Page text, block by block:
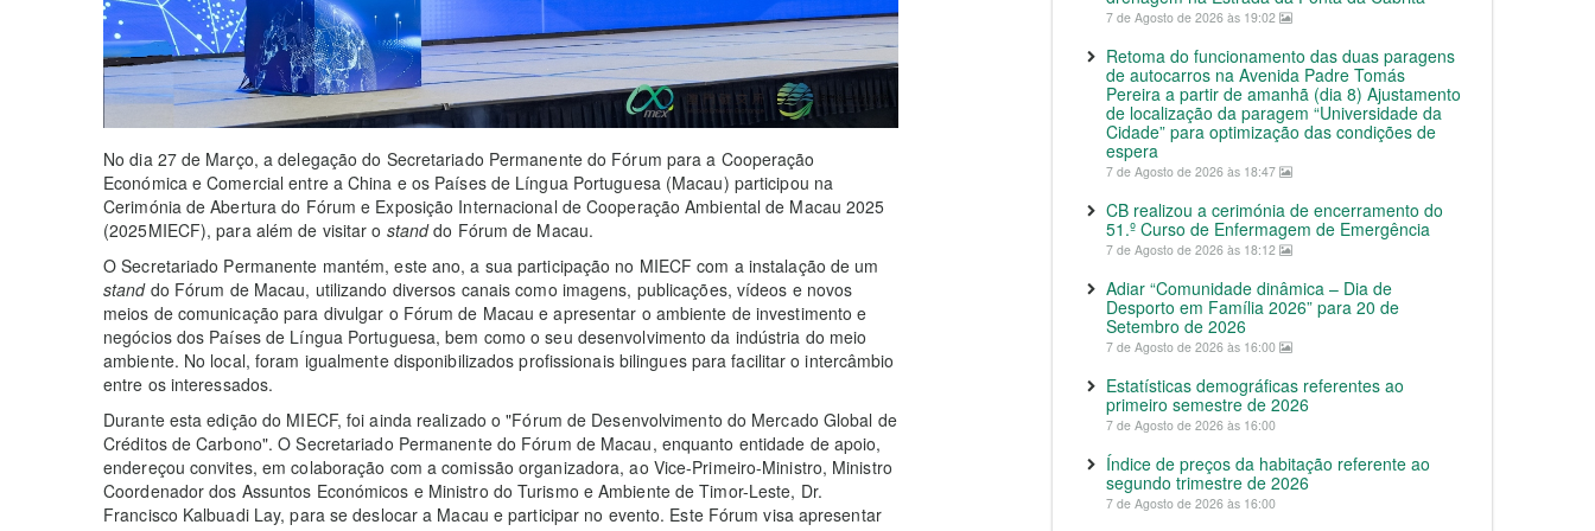
No dia 27 de Março, a delegação do Secretariado Permanente do Fórum para a Cooperação
Económica e Comercial entre a China e os Países de Língua Portuguesa (Macau) participou na
Cerimónia de Abertura do Fórum e Exposição Internacional de Cooperação Ambiental de Macau 2025
(2025MIECF), para além de visitar o standdo Fórum de Macau.
O Secretariado Permanente mantém, este ano, a sua participação no MIECF com a instalação de um
standdo Fórum de Macau, utilizando diversos canais como imagens, publicações, vídeos e novos
meios de comunicação para divulgar o Fórum de Macau e apresentar o ambiente de investimento e
negócios dos Países de Língua Portuguesa, bem como o seu desenvolvimento da indústria do meio
ambiente. No local, foram igualmente disponibilizados profissionais bilingues para facilitar o intercâmbio
entre os interessados.
Durante esta edição do MIECF, foi ainda realizado o "Fórum de Desenvolvimento do Mercado Global de
Créditos de Carbono". O Secretariado Permanente do Fórum de Macau, enquanto entidade de apoio,
endereçou convites, em colaboração com a comissão organizadora, ao Vice-Primeiro-Ministro, Ministro
Coordenador dos Assuntos Económicos e Ministro do Turismo e Ambiente de Timor-Leste, Dr.
Francisco Kalbuadi Lay, para se deslocar a Macau e participar no evento. Este Fórum visa apresentar
7 de Agosto de 2026 às 19:02
Retoma do funcionamento das duas paragens
de autocarros na Avenida Padre Tomás
Pereira a partir de amanhã (dia 8) Ajustamento
de localização da paragem “Universidade da
Cidade” para optimização das condições de
espera
7 de Agosto de 2026 às 18:47
CB realizou a cerimónia de encerramento do
51.º Curso de Enfermagem de Emergência
7 de Agosto de 2026 às 18:12
Adiar “Comunidade dinâmica – Dia de
Desporto em Família 2026” para 20 de
Setembro de 2026
7 de Agosto de 2026 às 16:00
Estatísticas demográficas referentes ao
primeiro semestre de 2026
7 de Agosto de 2026 às 16:00
Índice de preços da habitação referente ao
segundo trimestre de 2026
7 de Agosto de 2026 às 16:00